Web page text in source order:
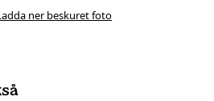
ner beskuret foto